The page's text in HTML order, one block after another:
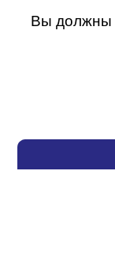
Вы должны